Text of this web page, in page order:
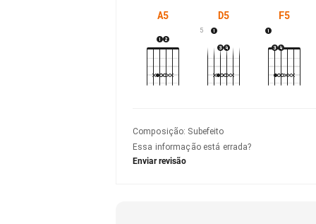
A5 D5
5
F5
Composição: Subefeito
Essa informação está errada?
Enviar revisão